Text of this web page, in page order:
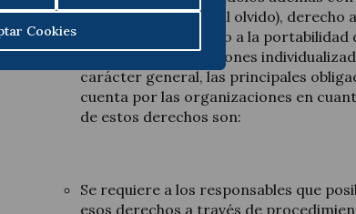
Cookies
supresión (derecho al olvido), derecho
tratamiento, derecho a la portabilidad
de oposición y decisiones
carácter general, las principales
cuenta por las organizaciones en
de estos derechos son:
Se requiere a los responsables que
esos derechos a través de